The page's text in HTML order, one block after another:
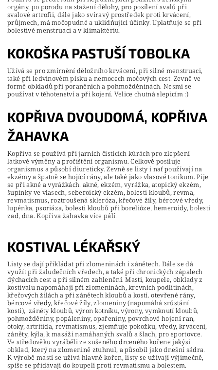
orgány, po porodu na stažení dělohy, pro posílení svalů při
svalové artrofii, dále jako svíravý prostředek proti krvácení,
průjmech, má močopudné a uklidňující účinky. Uplatňuje se při
bolestivé menstruaci a v klimaktériu.
KOKOŠKA PASTUŠÍ TOBOLKA
Užívá se pro zmírnění děložního krvácení, při silné menstruaci,
také při ledvinovém písku a nemocech močových cest. Zevně ve
formě obkladů při poraněních a pohmožděninách. Nesmí se
používat v těhotenství a při kojení. Velice chutná slepicím :)
KOPŘIVA DVOUDOMÁ, KOPŘIVA
ŽAHAVKA
Kopřiva se používá při jarních čistících kúrách pro zlepšení
látkové výměny a pročištění organismu. Celkově posiluje
organismus a působí diureticky. Zevně se listy i nať používají na
ekzémy a špatně se hojící rány, ale také jako vlasové tonikum. Pije
se při akné a vyrážkách. akné, ekzém, vyrážka, atopický ekzém,
šupinky ve vlasech, seberoický ekzém, bolesti kloubů, revma,
revmatismus, roztroušená skleróza, křečové žíly, bércové vředy,
lupénka, psoriáza, bolesti kloubů při borelióze, hemeroidy, bolesti
zad, dna. Kopřiva žahavka více pálí.
KOSTIVAL LÉKAŘSKÝ
Listy se dají přikládat při zlomeninách i zánětech. Dále se dá
využít při žaludečních vředech, a také při chronických zápalech
dýchacích cest a při silném zahlenění. Masti, koupele, obklady z
kostivalu napomáhají při zlomeninách, krevních podlitinách,
křečových žilách a při zánětech kloubů a kostí. otevřené rány,
bércové vředy, křečové žíly, zlomeniny (napomáhá srůstání
kostí), záněty kloubů, výron kotníku, výrony, vymknutí kloubů,
pohmožděniny, popáleniny, opařeniny, povrchové hojení ran,
otoky, artritida, revmatismus, zjemňuje pokožku, vředy, krvácení,
záněty, kýla, k masáži namáhaných svalů a šlach, pro sportovce.
Ve středověku vyráběli ze sušeného drceného kořene jakýsi
obklad, který na zlomenině ztuhnul, a působil jako dnešní sádra.
K výrobě mastí se užívá hlavně kořen, listy se užívají výjimečně,
spíše se přidávají do koupelí proti revmatismu a bolestem.